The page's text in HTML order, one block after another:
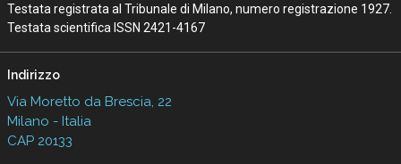
Testata registrata al Tribunale di Milano, numero registrazione 1927.
Testata scientifica ISSN 2421-4167
Indirizzo
Via Moretto da Brescia, 22
Milano - Italia
CAP 20133